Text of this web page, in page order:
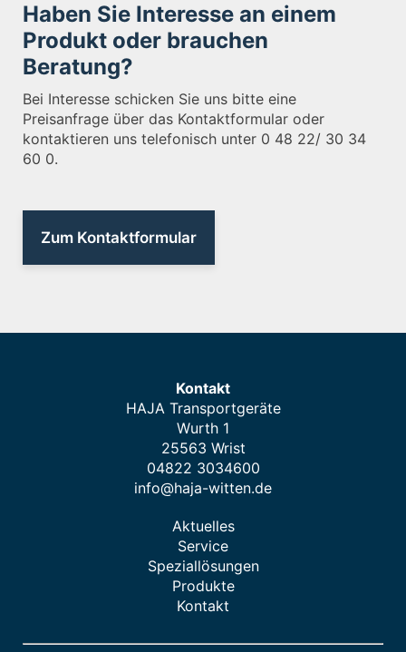
Haben Sie Interesse an einem
Produkt oder brauchen
Beratung?
Bei Interesse schicken Sie uns bitte eine
Preisanfrage über das Kontaktformular oder
kontaktieren uns telefonisch unter 0 48 22/ 30 34
60 0.
Zum Kontaktformular
Kontakt
HAJA Transportgeräte
Wurth 1
25563 Wrist
04822 3034600
info@haja-witten.de
Aktuelles
Service
Speziallösungen
Produkte
Kontakt